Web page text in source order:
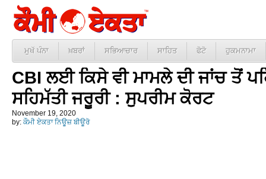
ਮੁਖੱ ਪੰਨਾ ਖ਼ਬਰਾਂ ਸਭਿਆਚਾਰ ਸਾਹਿਤ ਫੋਟੋ ਹੁਕਮਨਾਮਾ
CBI ਲਈ ਕਿਸੇ ਵੀ ਮਾਮਲੇ ਦੀ ਜਾਂਚ ਤੋਂ
ਸਹਿਮੱਤੀ ਜਰੂਰੀ : ਸੁਪਰੀਮ ਕੋਰਟ
November 19, 2020
by: ਕੌਮੀ ਏਕਤਾ ਨਿਊਜ਼ ਬੀਊਰੋ